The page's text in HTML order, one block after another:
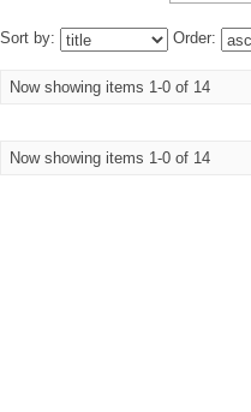
Sort by: Order:
Now showing items 1-0 of 14
Now showing items 1-0 of 14